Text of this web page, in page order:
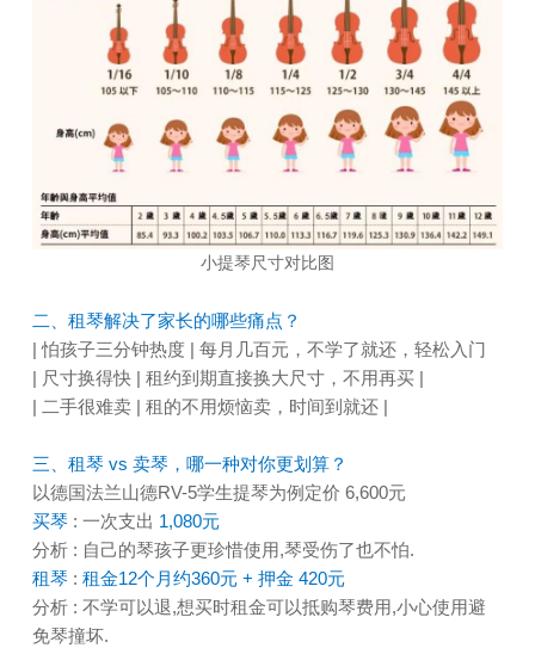
小提琴尺寸对比图
二、租琴解决了家长的哪些痛点？
| 怕孩子三分钟热度 | 每月几百元，不学了就还，轻松入门
| 尺寸换得快 | 租约到期直接换大尺寸，不用再买 |
| 二手很难卖 | 租的不用烦恼卖，时间到就还 |
三、租琴 vs 卖琴，哪一种对你更划算？
以德国法兰山德RV-5学生提琴为例定价 6,600元
买琴 : 一次支出 1,080元
分析 : 自己的琴孩子更珍惜使用,琴受伤了也不怕.
租琴 : 租金12个月约360元 + 押金 420元
分析 : 不学可以退,想买时租金可以抵购琴费用,小心使用避
免琴撞坏.